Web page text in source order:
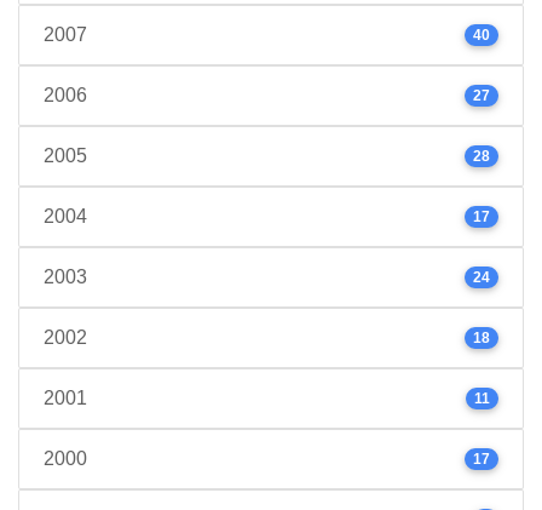
2007 40
2006 27
2005 28
2004 17
2003 24
2002 18
2001 11
2000 17